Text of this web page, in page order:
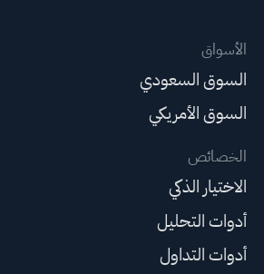
الأسواق
السوق السعودي
السوق الأمريكي
الخصائص
الاختيار الذكي
أدوات التحليل
أدوات التداول